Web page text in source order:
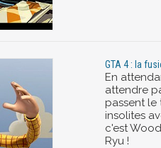
GTA 4 : la
En
attendre
passent le
insolites
c'est
Ryu !